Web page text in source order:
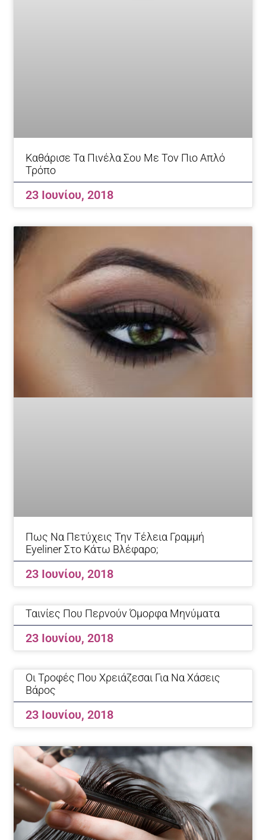
Καθάρισε Τα Πινέλα Σου Με Τον Πιο Απλό
Τρόπο
23 Ιουνίου, 2018
Πως Να Πετύχεις Την Τέλεια Γραμμή
Eyeliner Στο Κάτω Βλέφαρο;
23 Ιουνίου, 2018
Ταινίες Που Περνούν Όμορφα Μηνύματα
23 Ιουνίου, 2018
Οι Τροφές Που Χρειάζεσαι Για Να Χάσεις
Βάρος
23 Ιουνίου, 2018